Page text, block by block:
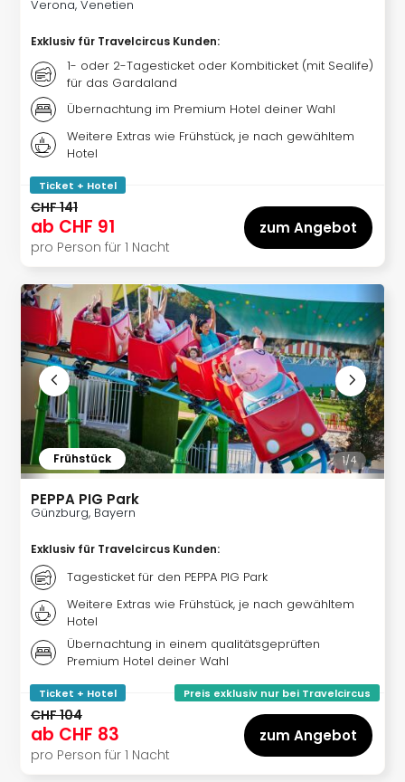
Bros.
Verona, Venetien
Exklusiv für Travelcircus Kunden:
1- oder 2-Tagesticket oder Kombiticket (mit Sealife)
für das Gardaland
Übernachtung im Premium Hotel deiner Wahl
Weitere Extras wie Frühstück, je nach gewähltem
Hotel
Ticket + Hotel
CHF 141
ab CHF 91
pro Person für 1 Nacht
zum Angebot
Frühstück 1/4
PEPPA PIG Park
Günzburg, Bayern
Exklusiv für Travelcircus Kunden:
Tagesticket für den PEPPA PIG Park
Weitere Extras wie Frühstück, je nach gewähltem
Hotel
Übernachtung in einem qualitätsgeprüften
Premium Hotel deiner Wahl
Ticket + Hotel Preis exklusiv nur bei Travelcircus
CHF 104
ab CHF 83
pro Person für 1 Nacht
zum Angebot